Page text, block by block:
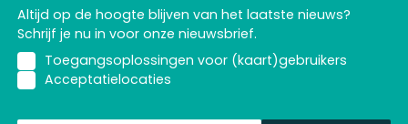
Altijd op de hoogte blijven van het laatste nieuws?
Schrijf je nu in voor onze nieuwsbrief.
Toegangsoplossingen voor (kaart)gebruikers
Acceptatielocaties